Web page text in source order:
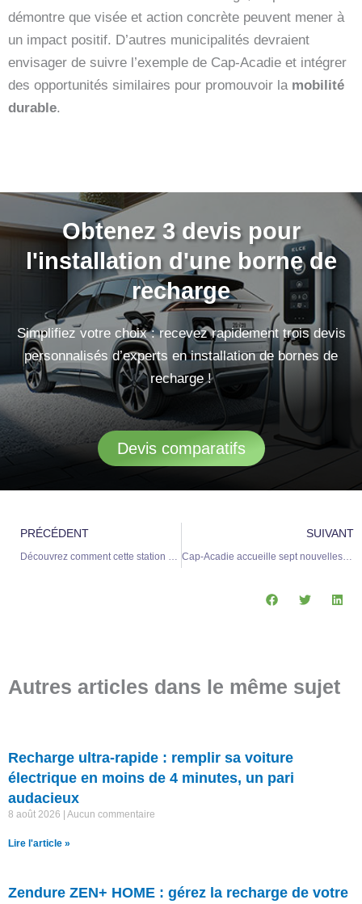
démontre que visée et action concrète peuvent mener à
un impact positif. D’autres municipalités devraient
envisager de suivre l’exemple de Cap-Acadie et intégrer
des opportunités similaires pour promouvoir la mobilité
durable.
Obtenez 3 devis pour
l'installation d'une borne de
recharge
Simplifiez votre choix : recevez rapidement trois devis
personnalisés d’experts en installation de bornes de
recharge !
Devis comparatifs
Précédent
PRÉCÉDENT SUIVANT
Cap-Acadie accueille sept nouvelles bornes de recharge pour véhicules électriques
Autres articles dans le même sujet
Recharge ultra-rapide : remplir sa voiture
électrique en moins de 4 minutes, un pari
audacieux
8 août 2026 Aucun commentaire
Lire l'article »
Zendure ZEN+ HOME : gérez la recharge de votre